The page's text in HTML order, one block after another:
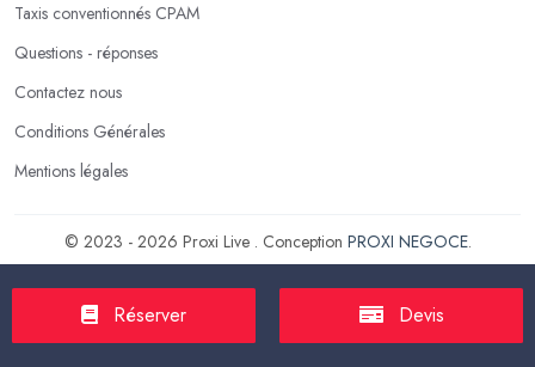
Taxis conventionnés CPAM
Questions - réponses
Contactez nous
Conditions Générales
Mentions légales
© 2023 - 2026 Proxi Live . Conception PROXI NEGOCE.
Réserver Devis